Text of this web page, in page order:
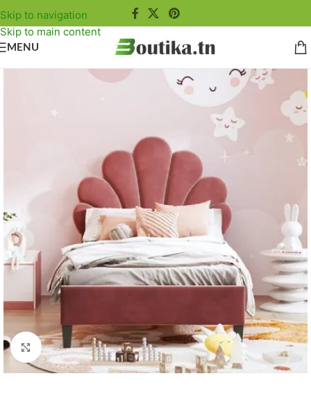
Skip to navigation
Skip to main content
MENU
Agrandir